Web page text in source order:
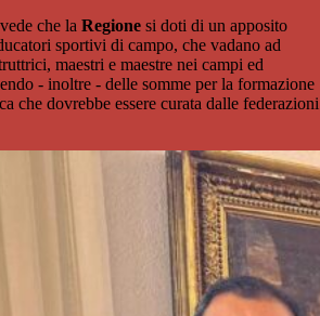
che la Regione si doti di un apposito
sportivi di campo, che vadano ad
maestri e maestre nei campi ed
- inoltre - delle somme per la formazione
che dovrebbe essere curata dalle federazioni